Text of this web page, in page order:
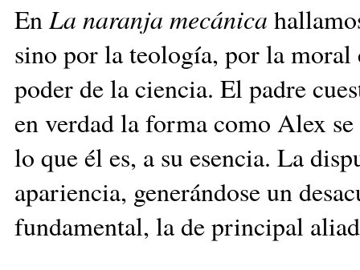
EnLa naranja mecánica
sino por la teología, por la moral
poder de la ciencia. El padre
en verdad la forma como Alex
lo que él es, a su esencia. La
apariencia, generándose un
fundamental, la de principal